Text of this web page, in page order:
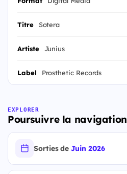
Titre Sotera
Artiste Junius
Label Prosthetic Records
EXPLORER
Poursuivre la navigation
Sorties deJuin 2026